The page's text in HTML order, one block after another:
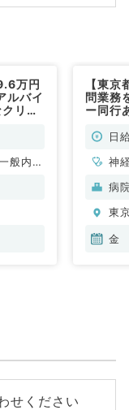
万円
ルバイ
リニ
般内
科、消
科、膠
【東
問業務
ー同行
勤） 日
神
科
ペ
一
病
東
金
せください